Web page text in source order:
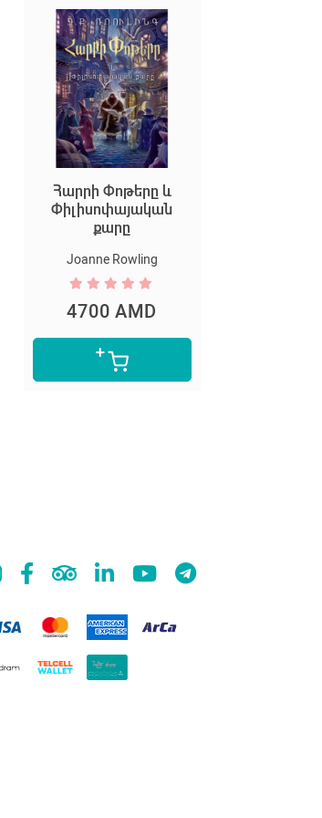
Հարրի Փոթերը և
Փիլիսոփայական
քարը
Joanne Rowling
4700 AMD